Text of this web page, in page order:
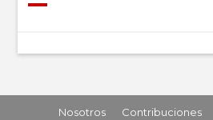
Nosotros Contribuciones